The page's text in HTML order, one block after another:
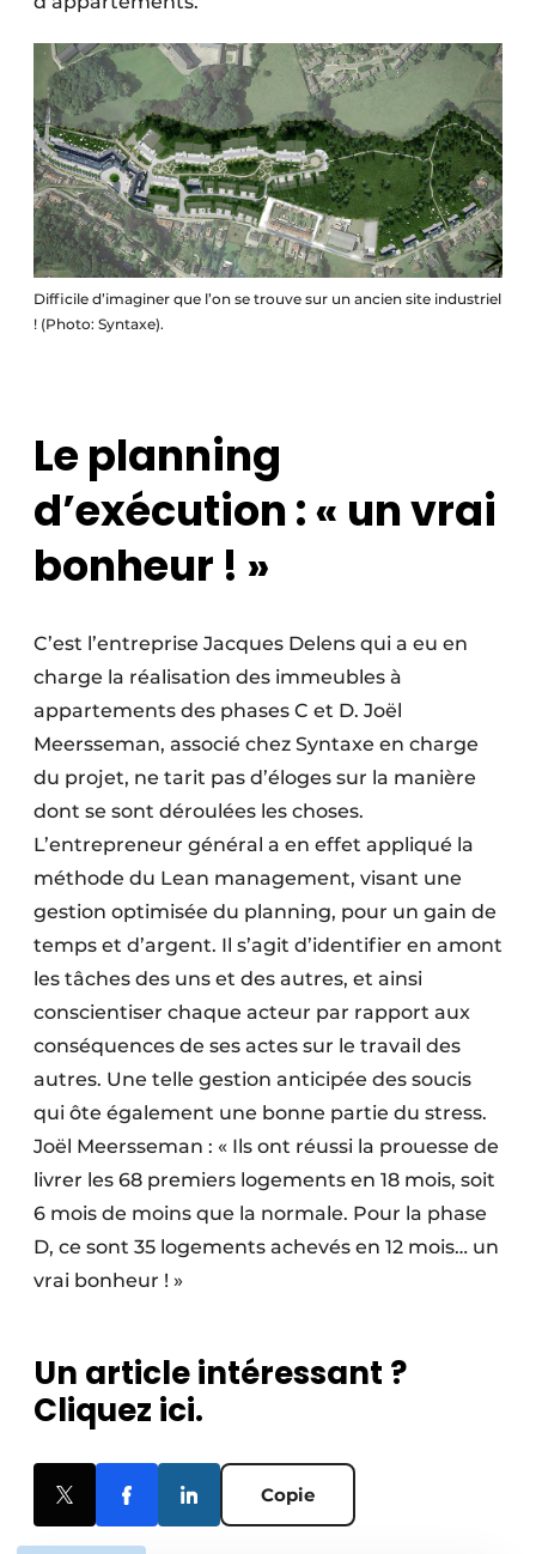
Difficile d’imaginer que l’on se trouve sur un ancien site industriel
! (Photo: Syntaxe).
Le planning
d’exécution :« un vrai
bonheur ! »
C’est l’entreprise Jacques Delens qui a eu en
charge la réalisation des immeubles à
appartements des phases C et D. Joël
Meersseman, associé chez Syntaxe en charge
du projet, ne tarit pas d’éloges sur la manière
dont se sont déroulées les choses.
L’entrepreneur général a en effet appliqué la
méthode du Lean management, visant une
gestion optimisée du planning, pour un gain de
temps et d’argent. Il s’agit d’identifier en amont
les tâches des uns et des autres, et ainsi
conscientiser chaque acteur par rapport aux
conséquences de ses actes sur le travail des
autres. Une telle gestion anticipée des soucis
qui ôte également une bonne partie du stress.
Joël Meersseman : « Ils ont réussi la prouesse de
livrer les 68 premiers logements en 18 mois, soit
6 mois de moins que la normale. Pour la phase
D, ce sont 35 logements achevés en 12 mois… un
vrai bonheur ! »
Un article intéressant ?
Cliquez ici.
Copie